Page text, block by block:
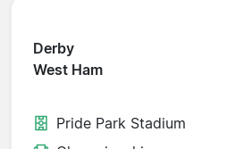
Derby
West Ham
Pride Park Stadium